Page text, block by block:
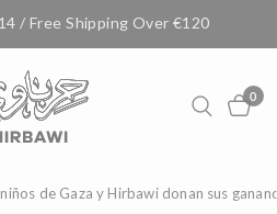
/ Free Shipping Over €120
0
de Gaza y Hirbawi donan sus